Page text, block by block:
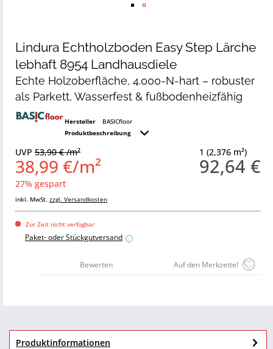
Lindura Echtholzboden Easy Step Lärche
lebhaft 8954 Landhausdiele
Echte Holzoberfläche, 4.000-N-hart – robuster
als Parkett, Wasserfest & fußbodenheizfähig
Hersteller
BASICfloor
Produktbeschreibung
1 (2,376 m²)
92,64 €
UVP 53,90 € /m²
38,99 €/m²
27% gespart
inkl. MwSt. zzgl. Versandkosten
Zur Zeit nicht verfügbar
Paket- oder Stückgutversand i
Auf den Merkzettel
Bewerten
Produktinformationen